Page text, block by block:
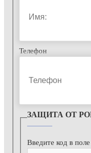
Телефон
ЗАЩИТА ОТ
Введите код в